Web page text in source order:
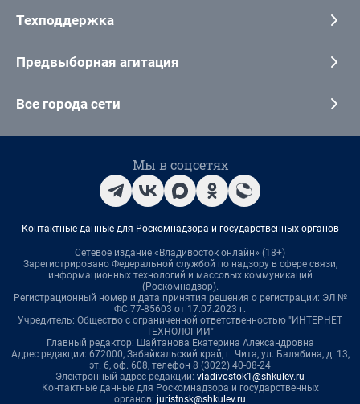
Техподдержка
Предвыборная агитация
Все города сети
Мы в соцсетях
Контактные данные для Роскомнадзора и государственных органов
Сетевое издание «Владивосток онлайн» (18+)
Зарегистрировано Федеральной службой по надзору в сфере связи,
информационных технологий и массовых коммуникаций
(Роскомнадзор).
Регистрационный номер и дата принятия решения о регистрации: ЭЛ №
ФС 77-85603 от 17.07.2023 г.
Учредитель: Общество с ограниченной ответственностью "ИНТЕРНЕТ
ТЕХНОЛОГИИ"
Главный редактор: Шайтанова Екатерина Александровна
Адрес редакции: 672000, Забайкальский край, г. Чита, ул. Балябина, д. 13,
эт. 6, оф. 608, телефон 8 (3022) 40-08-24
Электронный адрес редакции: vladivostok1@shkulev.ru
Контактные данные для Роскомнадзора и государственных
органов: juristnsk@shkulev.ru